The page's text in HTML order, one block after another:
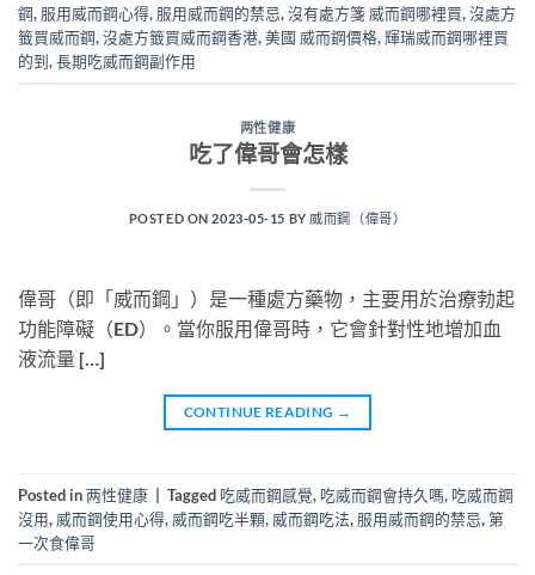
鋼, 服用威而鋼心得, 服用威而鋼的禁忌,沒有處方箋 威而鋼哪裡買,沒處方
籤買威而鋼,沒處方籤買威而鋼香港,美國 威而鋼價格,輝瑞威而鋼哪裡買
的到,長期吃威而鋼副作用
两性健康
吃了偉哥會怎樣
POSTED ON2023-05-15 BY 威而鋼（偉哥）
偉哥（即「威而鋼」）是一種處方藥物，主要用於治療勃起
功能障礙（ED）。當你服用偉哥時，它會針對性地增加血
液流量 […]
CONTINUE READING →
Posted in两性健康 Tagged 吃威而鋼感覺, 吃威而鋼會持久嗎, 吃威而鋼
沒用, 威而鋼使用心得, 威而鋼吃半顆, 威而鋼吃法, 服用威而鋼的禁忌,第
一次食偉哥